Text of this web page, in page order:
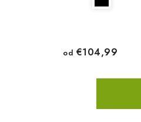
od €104,99